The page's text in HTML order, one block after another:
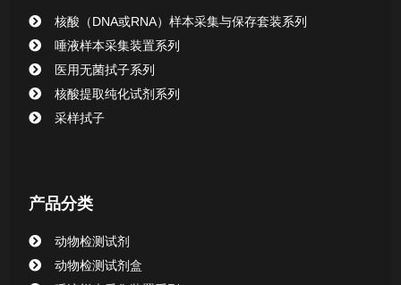
核酸（DNA或RNA）样本采集与保存套装系列
唾液样本采集装置系列
医用无菌拭子系列
核酸提取纯化试剂系列
采样拭子
产品分类
动物检测试剂
动物检测试剂盒